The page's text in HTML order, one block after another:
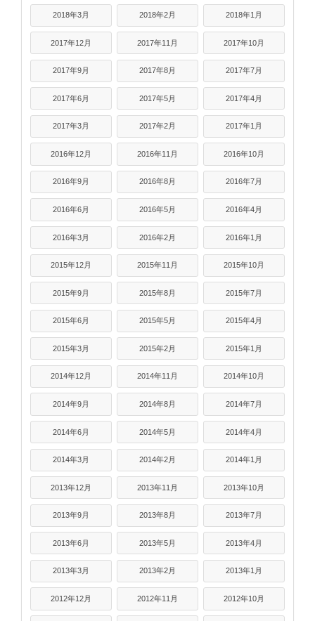
2018年3月 2018年2月 2018年1月
2017年12月 2017年11月 2017年10月
2017年9月 2017年8月 2017年7月
2017年6月 2017年5月 2017年4月
2017年3月 2017年2月 2017年1月
2016年12月 2016年11月 2016年10月
2016年9月 2016年8月 2016年7月
2016年6月 2016年5月 2016年4月
2016年3月 2016年2月 2016年1月
2015年12月 2015年11月 2015年10月
2015年9月 2015年8月 2015年7月
2015年6月 2015年5月 2015年4月
2015年3月 2015年2月 2015年1月
2014年12月 2014年11月 2014年10月
2014年9月 2014年8月 2014年7月
2014年6月 2014年5月 2014年4月
2014年3月 2014年2月 2014年1月
2013年12月 2013年11月 2013年10月
2013年9月 2013年8月 2013年7月
2013年6月 2013年5月 2013年4月
2013年3月 2013年2月 2013年1月
2012年12月 2012年11月 2012年10月